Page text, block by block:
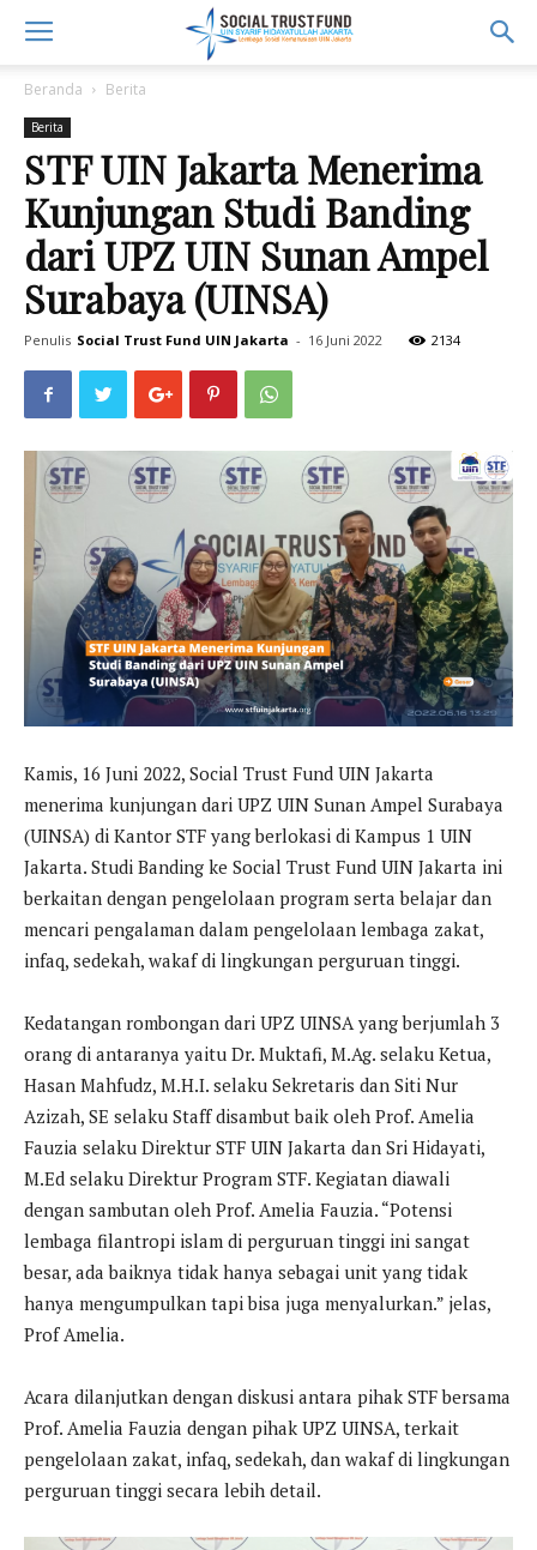
Beranda Berita
Berita
STF UIN Jakarta Menerima
Kunjungan Studi Banding
dari UPZ UIN Sunan Ampel
Surabaya (UINSA)
Penulis Social Trust Fund UIN Jakarta - 16 Juni 2022 2134
Kamis, 16 Juni 2022, Social Trust Fund UIN Jakarta
menerima kunjungan dari UPZ UIN Sunan Ampel Surabaya
(UINSA) di Kantor STF yang berlokasi di Kampus 1 UIN
Jakarta. Studi Banding ke Social Trust Fund UIN Jakarta ini
berkaitan dengan pengelolaan program serta belajar dan
mencari pengalaman dalam pengelolaan lembaga zakat,
infaq, sedekah, wakaf di lingkungan perguruan tinggi.
Kedatangan rombongan dari UPZ UINSA yang berjumlah 3
orang di antaranya yaitu Dr. Muktafi, M.Ag. selaku Ketua,
Hasan Mahfudz, M.H.I. selaku Sekretaris dan Siti Nur
Azizah, SE selaku Staff disambut baik oleh Prof. Amelia
Fauzia selaku Direktur STF UIN Jakarta dan Sri Hidayati,
M.Ed selaku Direktur Program STF. Kegiatan diawali
dengan sambutan oleh Prof. Amelia Fauzia. “Potensi
lembaga filantropi islam di perguruan tinggi ini sangat
besar, ada baiknya tidak hanya sebagai unit yang tidak
hanya mengumpulkan tapi bisa juga menyalurkan.” jelas,
Prof Amelia.
Acara dilanjutkan dengan diskusi antara pihak STF bersama
Prof. Amelia Fauzia dengan pihak UPZ UINSA, terkait
pengelolaan zakat, infaq, sedekah, dan wakaf di lingkungan
perguruan tinggi secara lebih detail.